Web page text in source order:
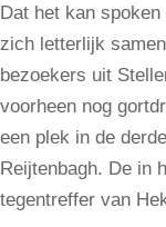
Dat het kan
zich letterlijk
bezoekers uit
voorheen nog
een plek in de
Reijtenbagh. De in
tegentreffer van